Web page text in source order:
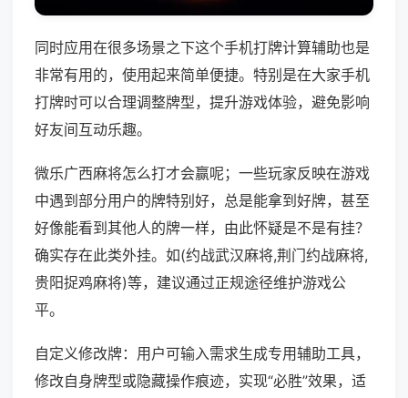
同时应用在很多场景之下这个手机打牌计算辅助也是
非常有用的，使用起来简单便捷。特别是在大家手机
打牌时可以合理调整牌型，提升游戏体验，避免影响
好友间互动乐趣。
微乐广西麻将怎么打才会赢呢；一些玩家反映在游戏
中遇到部分用户的牌特别好，总是能拿到好牌，甚至
好像能看到其他人的牌一样，由此怀疑是不是有挂？
确实存在此类外挂。如(约战武汉麻将,荆门约战麻将,
贵阳捉鸡麻将)等，建议通过正规途径维护游戏公
平。
自定义修改牌：用户可输入需求生成专用辅助工具，
修改自身牌型或隐藏操作痕迹，实现“必胜”效果，适